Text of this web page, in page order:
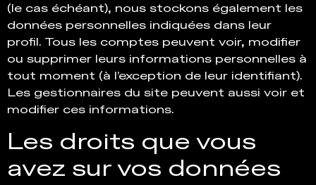
(le cas échéant), nous stockons également les
données personnelles indiquées dans leur
profil. Tous les comptes peuvent voir, modifier
ou supprimer leurs informations personnelles à
tout moment (à l’exception de leur identifiant).
Les gestionnaires du site peuvent aussi voir et
modifier ces informations.
Les droits que vous
avez sur vos données